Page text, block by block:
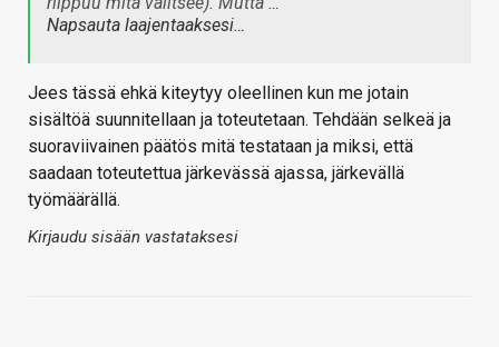
Napsauta laajentaaksesi…
Jees tässä ehkä kiteytyy oleellinen kun me jotain
sisältöä suunnitellaan ja toteutetaan. Tehdään selkeä ja
suoraviivainen päätös mitä testataan ja miksi, että
saadaan toteutettua järkevässä ajassa, järkevällä
työmäärällä.
Kirjaudu sisään vastataksesi